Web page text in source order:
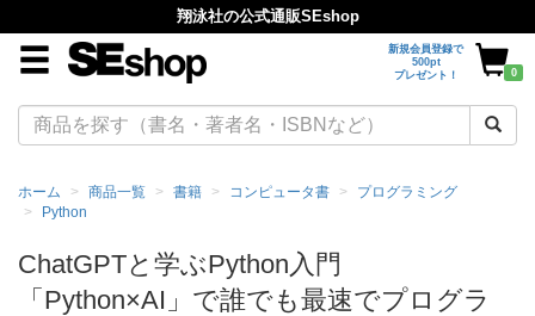
翔泳社の公式通販SEshop
新規会員登録で
500pt
プレゼント！
0
ホーム 商品一覧 書籍 コンピュータ書
プログラミング
Python
ChatGPTと学ぶPython入門
「Python×AI」で誰でも最速でプログラ